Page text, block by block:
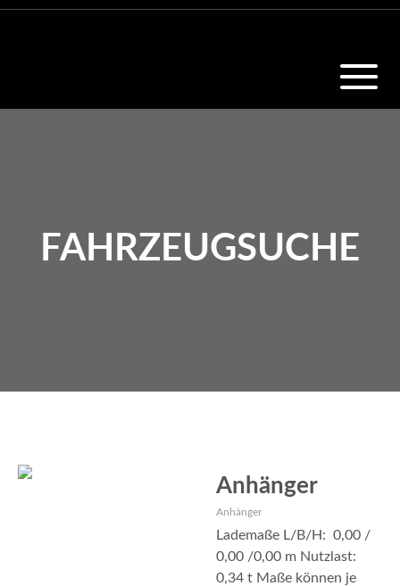
FAHRZEUGSUCHE
Anhänger
Anhänger
Lademaße L/B/H: 0,00 /
0,00 /0,00 m Nutzlast:
0,34 t Maße können je